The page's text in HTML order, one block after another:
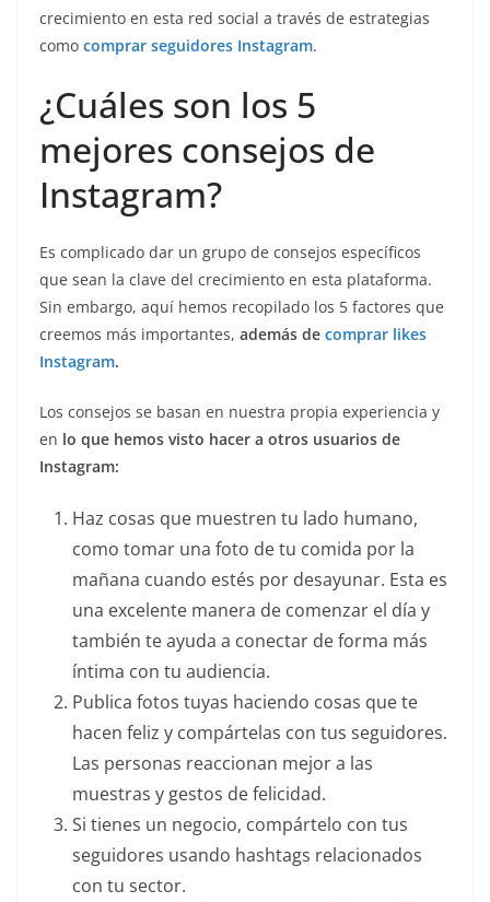
crecimiento en esta red social a través de estrategias
como comprar seguidores Instagram.
¿Cuáles son los 5
mejores consejos de
Instagram?
Es complicado dar un grupo de consejos específicos
que sean la clave del crecimiento en esta plataforma.
Sin embargo, aquí hemos recopilado los 5 factores que
creemos más importantes, además de comprar likes
Instagram.
Los consejos se basan en nuestra propia experiencia y
en lo que hemos visto hacer a otros usuarios de
Instagram:
Haz cosas que muestren tu lado humano,
como tomar una foto de tu comida por la
mañana cuando estés por desayunar. Esta es
una excelente manera de comenzar el día y
también te ayuda a conectar de forma más
íntima con tu audiencia.
Publica fotos tuyas haciendo cosas que te
hacen feliz y compártelas con tus seguidores.
Las personas reaccionan mejor a las
muestras y gestos de felicidad.
Si tienes un negocio, compártelo con tus
seguidores usando hashtags relacionados
con tu sector.